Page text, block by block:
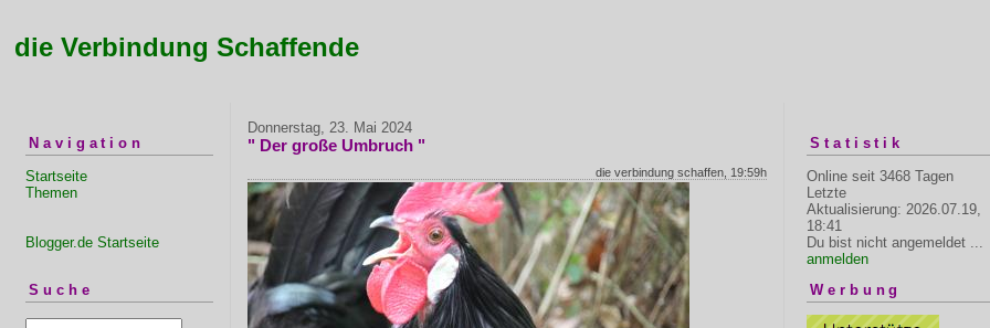
die Verbindung Schaffende
Navigation
Startseite
Themen
Blogger.de Startseite
Suche
Donnerstag, 23. Mai 2024
" Der große Umbruch "
die verbindung schaffen, 19:59h
Statistik
Online seit 3468 Tagen
Letzte
Aktualisierung: 2026.07.19,
18:41
Du bist nicht angemeldet ...
anmelden
Werbung